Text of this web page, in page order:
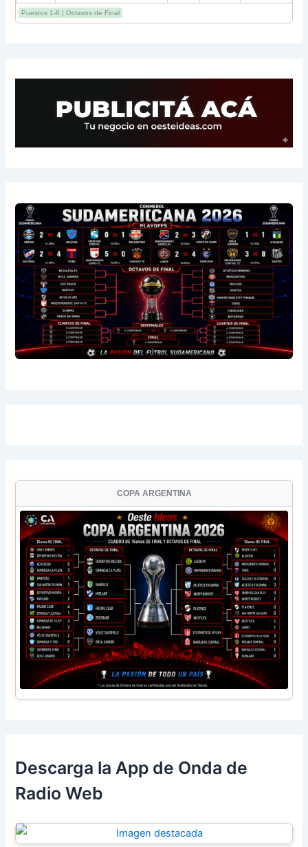
12 Estudiantes RC 3 -2 4
13 Sarmiento 3 -1 3
Puestos 1-8 | Octavos de Final
COPA ARGENTINA
Descarga la App de Onda de
Radio Web